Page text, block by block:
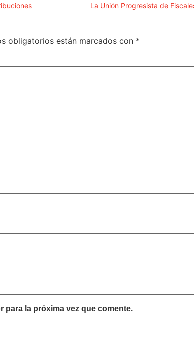
obligatorios están marcados con *
para la próxima vez que comente.